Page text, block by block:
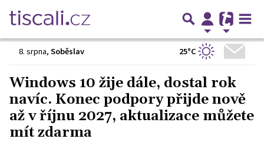
8. srpna, Soběslav 25°C
Windows 10 žije dále, dostal rok
navíc. Konec podpory přijde nově
až v říjnu 2027, aktualizace můžete
mít zdarma